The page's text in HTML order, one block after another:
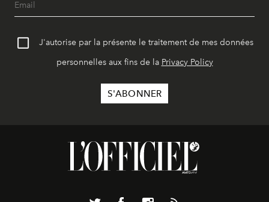
J'autorise par la présente le traitement de mes données
personnelles aux fins de la Privacy Policy